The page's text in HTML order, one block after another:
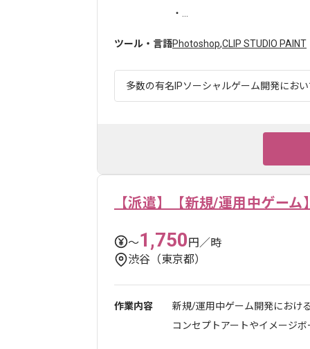
・...
ツール・言語Photoshop,CLIP STUDIO PAINT
多数の有名IPソーシャルゲーム開発にお
【派遣】【新規/運用中ゲー
〜1,750円／時
渋谷（東京都）
作業内容
新規/運用中ゲーム開発におけ
コンセプトアートやイメージ